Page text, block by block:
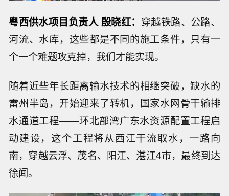
粤西供水项目负责人 殷晓红： 穿越铁路、公路、
河流、水库，这些都是不同的施工条件，只有一
个一个难题攻克掉，我们才能实现。
随着近些年长距离输水技术的相继突破，缺水的
雷州半岛，开始迎来了转机，国家水网骨干输排
水通道工程——环北部湾广东水资源配置工程启
动建设，这个工程将从西江干流取水，一路向
南，穿越云浮、茂名、阳江、湛江4市，最终到达
徐闻。